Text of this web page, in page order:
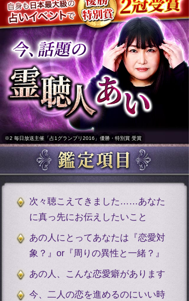
※2 毎日放送主催「占1グランプリ2016」優勝・特別賞 受賞
次々聴こえてきました……あなた
に真っ先にお伝えしたいこと
あの人にとってあなたは『恋愛対
象？』or『周りの異性と一緒？』
あの人、こんな恋愛癖があります
今、二人の恋を進めるのにいい時